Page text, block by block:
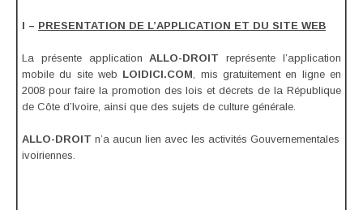
I – PRESENTATION DE L’APPLICATION ET DU SITE WEB
La présente applicationALLO-DROITreprésente l’application
mobile du site web LOIDICI.COM , mis gratuitement en ligne en
2008 pour faire la promotion des lois et décrets de la République
de Côte d’Ivoire, ainsi que des sujets de culture générale.
ALLO-DROIT n’a aucun lien avec les activités Gouvernementales
ivoiriennes.